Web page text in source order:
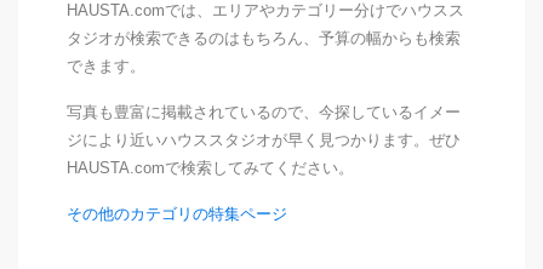
HAUSTA.comでは、エリアやカテゴリー分けでハウスス
タジオが検索できるのはもちろん、予算の幅からも検索
できます。
写真も豊富に掲載されているので、今探しているイメー
ジにより近いハウススタジオが早く見つかります。ぜひ
HAUSTA.comで検索してみてください。
その他のカテゴリの特集ページ